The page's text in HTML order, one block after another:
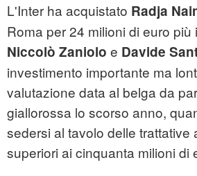
L'Inter ha acquistato Radja
Roma per 24 milioni di euro più
Niccolò Zaniolo e Davide
investimento importante ma
valutazione data al belga da
giallorossa lo scorso anno,
sedersi al tavolo delle trattative
superiori ai cinquanta milioni di